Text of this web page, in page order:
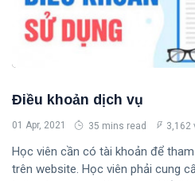
Điều khoản dịch vụ
01 Apr, 2021 35 mins read 3,162
Học viên cần có tài khoản để
trên website. Học viên phải cung